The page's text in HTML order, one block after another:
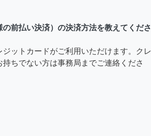
前払い決済）の決済方法を教えてくださ
ジットカードがご利用いただけます。クレ
持ちでない方は事務局までご連絡くださ